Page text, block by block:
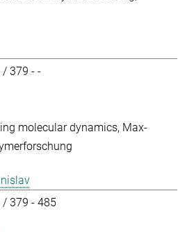
/ 379 - -
molecular dynamics Max-
/ 379 - 485